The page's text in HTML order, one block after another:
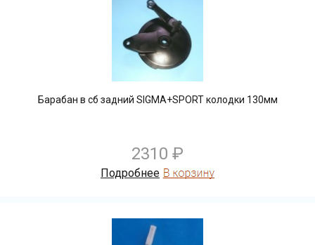
Барабан в сб задний SIGMA+SPORT колодки 130мм
2310 ₽
Подробнее